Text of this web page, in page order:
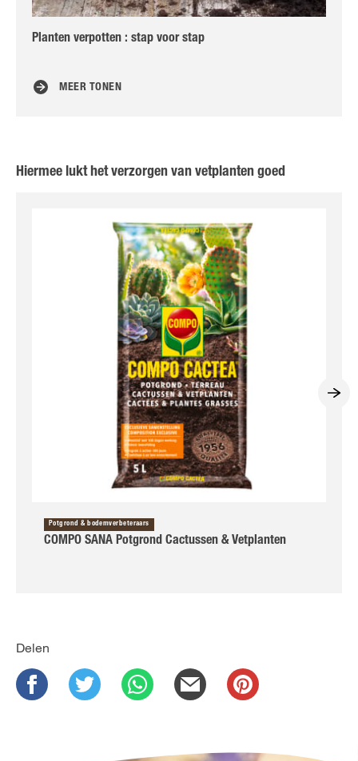
Planten verpotten : stap voor stap
MEER TONEN
Hiermee lukt het verzorgen van vetplanten goed
Potgrond & bodemverbeteraars
COMPO SANA Potgrond Cactussen & Vetplanten
Delen